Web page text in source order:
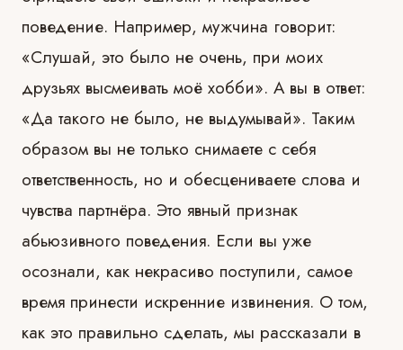
поведение. Например, мужчина говорит:
«Слушай, это было не очень, при моих
друзьях высмеивать моё хобби». А вы в ответ:
«Да такого не было, не выдумывай». Таким
образом вы не только снимаете с себя
ответственность, но и обесцениваете слова и
чувства партнёра. Это явный признак
абьюзивного поведения. Если вы уже
осознали, как некрасиво поступили, самое
время принести искренние извинения. О том,
как это правильно сделать, мы рассказали в